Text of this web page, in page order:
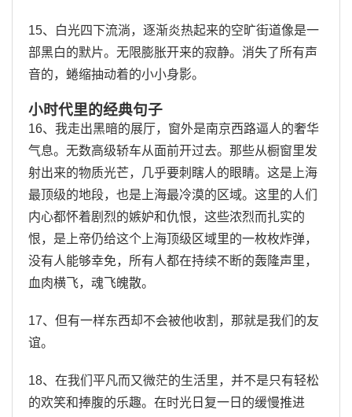
15、白光四下流淌，逐渐炎热起来的空旷街道像是一
部黑白的默片。无限膨胀开来的寂静。消失了所有声
音的，蜷缩抽动着的小小身影。
小时代里的经典句子
16、我走出黑暗的展厅，窗外是南京西路逼人的奢华
气息。无数高级轿车从面前开过去。那些从橱窗里发
射出来的物质光芒，几乎要刺瞎人的眼睛。这是上海
最顶级的地段，也是上海最冷漠的区域。这里的人们
内心都怀着剧烈的嫉妒和仇恨，这些浓烈而扎实的
恨，是上帝仍给这个上海顶级区域里的一枚枚炸弹，
没有人能够幸免，所有人都在持续不断的轰隆声里，
血肉横飞，魂飞魄散。
17、但有一样东西却不会被他收割，那就是我们的友
谊。
18、在我们平凡而又微茫的生活里，并不是只有轻松
的欢笑和捧腹的乐趣。在时光日复一日的缓慢推进